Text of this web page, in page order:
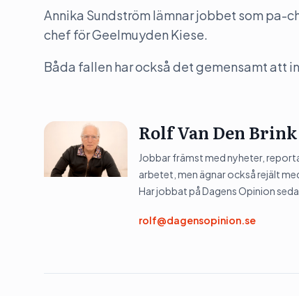
Annika Sundström lämnar jobbet som pa-
chef för Geelmuyden Kiese.
Båda fallen har också det gemensamt att
Rolf Van Den Brink
Jobbar främst med nyheter,
arbetet, men ägnar också rejält
Har jobbat på Dagens Opinion
rolf@dagensopinion.se